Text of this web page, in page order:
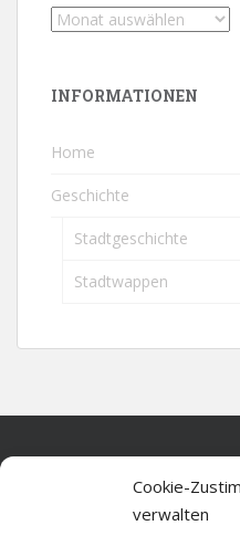
Cookie-
verwalten
INFORMATIONEN
Home
Geschichte
Stadtgeschichte
Stadtwappen